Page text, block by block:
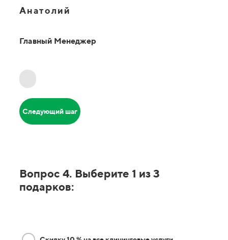
Анатолий
Главный Менеджер
Следующий шаг
Вопрос 4. Выберите 1 из 3
подарков: